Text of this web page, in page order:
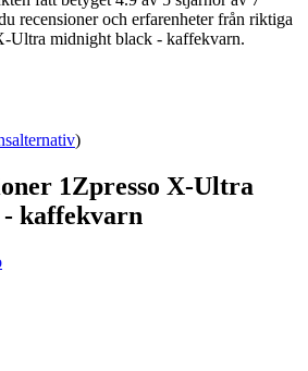
recensioner och erfarenheter från riktiga
Ultra midnight black - kaffekvarn.
)
1Zpresso X-Ultra
kaffekvarn